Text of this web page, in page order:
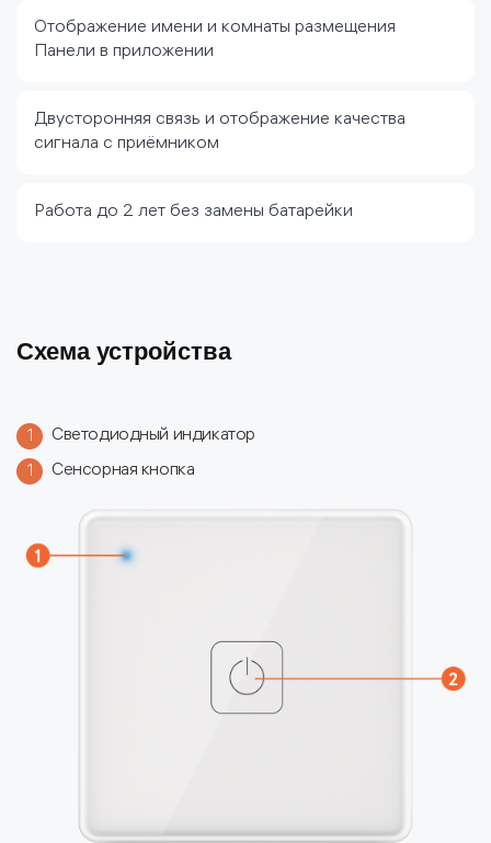
Отображение имени и комнаты размещения
Панели в приложении
Двусторонняя связь и отображение качества
сигнала с приёмником
Работа до 2 лет без замены батарейки
Схема устройства
1
Светодиодный индикатор
1
Сенсорная кнопка